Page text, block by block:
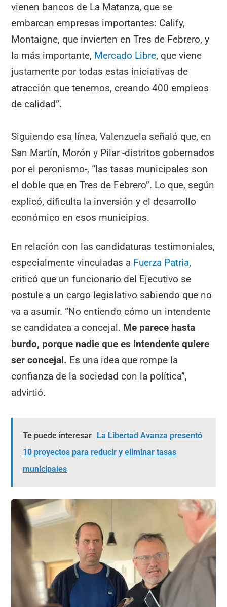
vienen bancos de La Matanza, que se
embarcan empresas importantes: Calify,
Montaigne, que invierten en Tres de Febrero, y
la más importante, Mercado Libre, que viene
justamente por todas estas iniciativas de
atracción que tenemos, creando 400 empleos
de calidad”.
Siguiendo esa línea, Valenzuela señaló que, en
San Martín, Morón y Pilar -distritos gobernados
por el peronismo-, “las tasas municipales son
el doble que en Tres de Febrero”. Lo que, según
explicó, dificulta la inversión y el desarrollo
económico en esos municipios.
En relación con las candidaturas testimoniales,
especialmente vinculadas a Fuerza Patria,
criticó que un funcionario del Ejecutivo se
postule a un cargo legislativo sabiendo que no
va a asumir. “No entiendo cómo un intendente
se candidatea a concejal. Me parece hasta
burdo, porque nadie que es intendente quiere
ser concejal. Es una idea que rompe la
confianza de la sociedad con la política”,
advirtió.
Te puede interesar La Libertad Avanza presentó
10 proyectos para reducir y eliminar tasas
municipales